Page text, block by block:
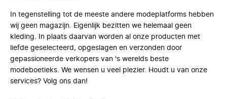
In tegenstelling tot de meeste andere modeplatforms hebben
wij geen magazijn. Eigenlijk bezitten we helemaal geen
kleding. In plaats daarvan worden al onze producten met
liefde geselecteerd, opgeslagen en verzonden door
gepassioneerde verkopers van 's werelds beste
modeboetieks. We wensen u veel plezier. Houdt u van onze
services? Volg ons dan!